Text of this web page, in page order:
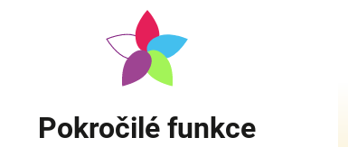
Pokročilé funkce